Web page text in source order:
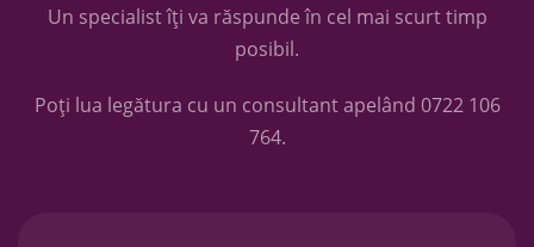
Un specialist îți va răspunde în cel mai scurt timp
posibil.
Poți lua legătura cu un consultant apelând 0722 106
764.